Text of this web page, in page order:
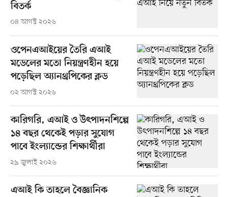
বিতর্ক
০৪ আগস্ট ২০২৬
ওপেনএআইয়ের তৈরি এআই
মডেলের মতো নিয়ন্ত্রণহীন হয়ে
পড়েছিল অ্যানথ্রপিকের ক্লড
০২ আগস্ট ২০২৬
কারিগরি, এআই ও উৎপাদনশিল্পে
১৪ বছর থেকেই পড়ার সুযোগ
পাবে ইংল্যান্ডের শিক্ষার্থীরা
২৯ জুলাই ২০২৬
এআই কি তাহলে বৈজ্ঞানিক